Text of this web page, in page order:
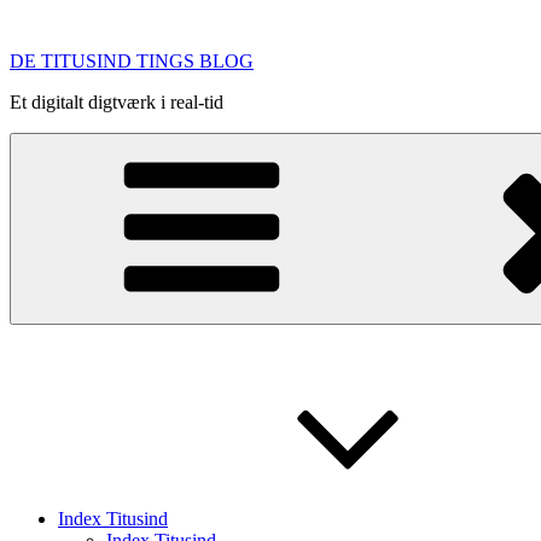
indhold
DE TITUSIND TINGS BLOG
Et digitalt digtværk i real-tid
Index Titusind